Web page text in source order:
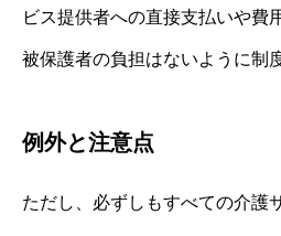
ビス提供者への直接支払いや費
被保護者の負担はないように制
例外と注意点
ただし、必ずしもすべての介護